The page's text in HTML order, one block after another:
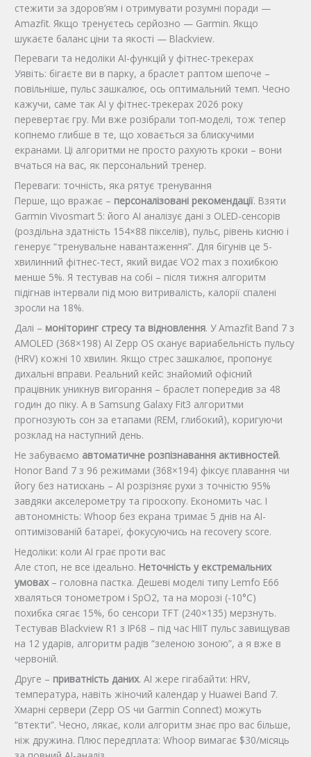
стежити за здоров’ям і отримувати розумні поради —
Amazfit. Якщо тренуєтесь серйозно — Garmin. Якщо
шукаєте баланс ціни та якості — Blackview.
Переваги та недоліки AI-функцій у фітнес-трекерах
Уявіть: бігаєте ви в парку, а браслет раптом шепоче –
повільніше, пульс зашкалює, ось оптимальний темп. Чесно
кажучи, саме так AI у фітнес-трекерах 2026 року
перевертає гру. Ми вже розібрали топ-моделі, тож тепер
копнемо глибше в те, що ховається за блискучими
екранами. Ці алгоритми не просто рахують кроки – вони
вчаться на вас, як персональний тренер.
Переваги: точність, яка рятує тренування
Перше, що вражає – персоналізовані рекомендації. Взяти
Garmin Vivosmart 5: його AI аналізує дані з OLED-сенсорів
(роздільна здатність 154×88 пікселів), пульс, рівень кисню і
генерує “тренувальне навантаження”. Для бігунів це 5-
хвилинний фітнес-тест, який видає VO2 max з похибкою
менше 5%. Я тестував на собі – після тижня алгоритм
підігнав інтервали під мою витривалість, калорії спалені
зросли на 18%.
Далі – моніторинг стресу та відновлення. У Amazfit Band 7 з
AMOLED (368×198) AI Zepp OS сканує вариабельність пульсу
(HRV) кожні 10 хвилин. Якщо стрес зашкалює, пропонує
дихальні вправи. Реальний кейс: знайомий офісний
працівник уникнув вигорання – браслет попередив за 48
годин до піку. А в Samsung Galaxy Fit3 алгоритми
прогнозують сон за етапами (REM, глибокий), коригуючи
розклад на наступний день.
Не забуваємо автоматичне розпізнавання активностей.
Honor Band 7 з 96 режимами (368×194) фіксує плавання чи
йогу без натискань – AI розрізняє рухи з точністю 95%
завдяки акселерометру та гіроскопу. Економить час. І
автономність: Whoop без екрана тримає 5 днів на AI-
оптимізованій батареї, фокусуючись на recovery score.
Недоліки: коли AI грає проти вас
Але стоп, не все ідеально. Неточність у екстремальних
умовах – головна пастка. Дешеві моделі типу Lemfo E66
хваляться тонометром і SpO2, та на морозі (-10°C)
похибка сягає 15%, бо сенсори TFT (240×135) мерзнуть.
Тестував Blackview R1 з IP68 – під час HIIT пульс завищував
на 12 ударів, алгоритм радів “зеленою зоною”, а я вже в
червоній.
Друге – приватність даних. AI жере гігабайти: HRV,
температура, навіть жіночий календар у Huawei Band 7.
Хмарні сервери (Zepp OS чи Garmin Connect) можуть
“втекти”. Чесно, лякає, коли алгоритм знає про вас більше,
ніж дружина. Плюс передплата: Whoop вимагає $30/місяць